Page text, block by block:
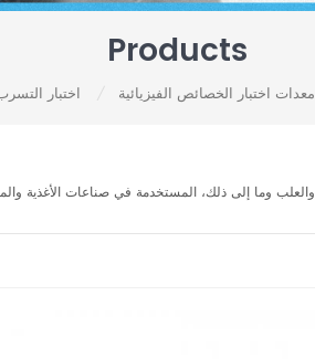
Products
معدات اختبار الخصائص الفيزيائية اختبار